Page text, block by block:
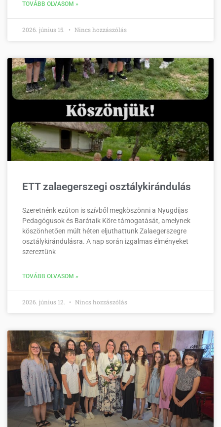
TOVÁBB OLVASOM »
2026. június 15. Nincs hozzászólás
ETT zalaegerszegi osztálykirándulás
Szeretnénk ezúton is szívből megköszönni a Nyugdíjas
Pedagógusok és Barátaik Köre támogatását, amelynek
köszönhetően múlt héten eljuthattunk Zalaegerszegre
osztálykirándulásra. A nap során izgalmas élményeket
szereztünk
TOVÁBB OLVASOM »
2026. június 12. Nincs hozzászólás